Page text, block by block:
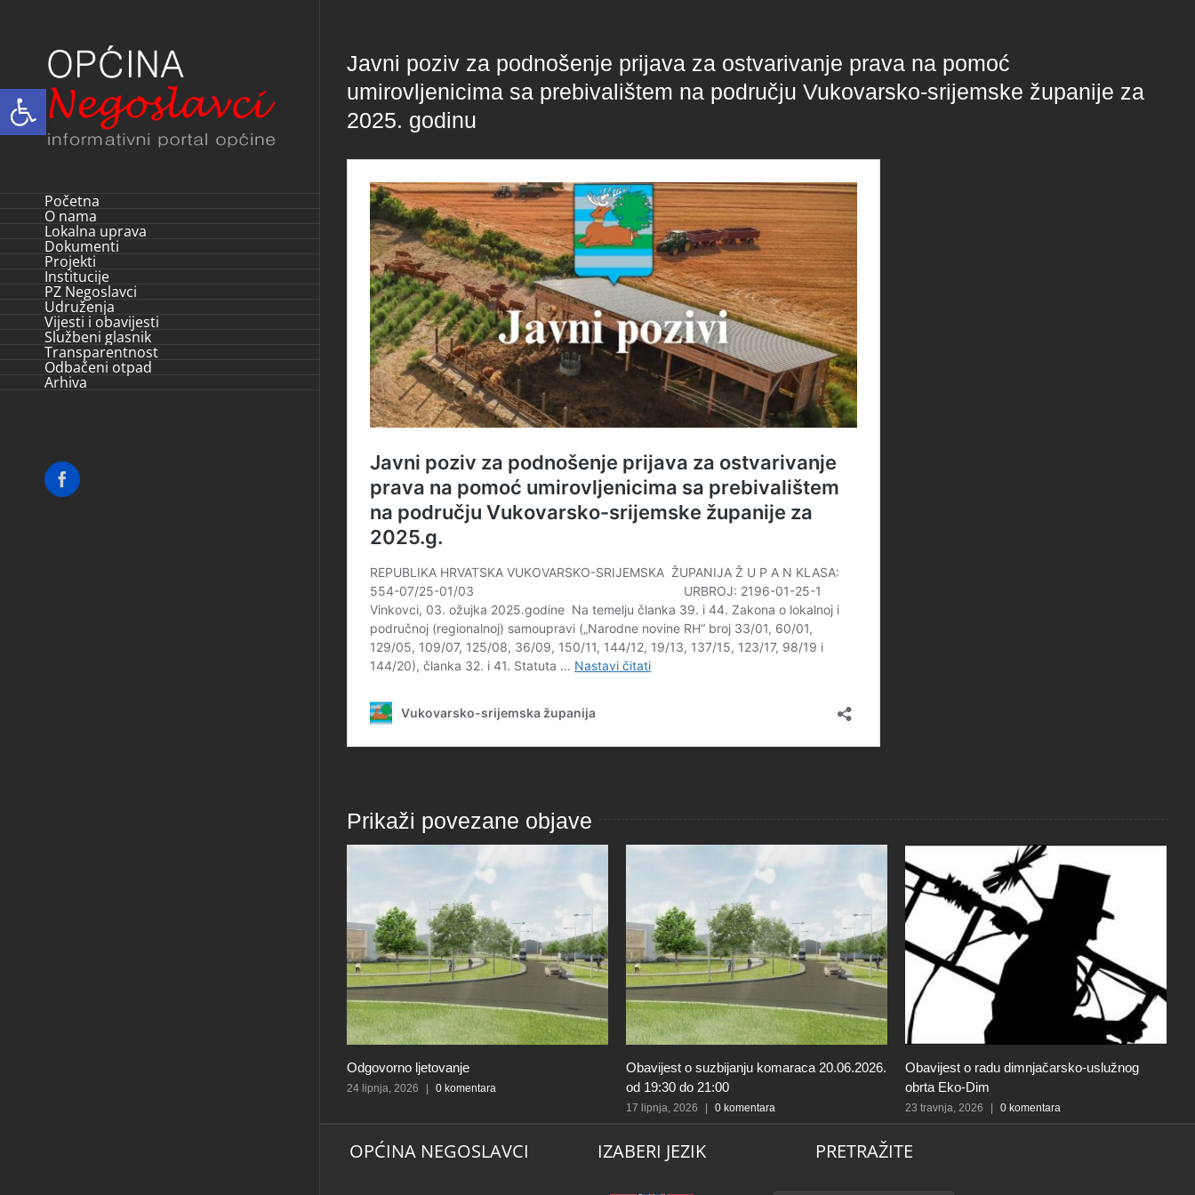
Open toolbar
Početna
O nama
Lokalna uprava
Dokumenti
Projekti
Institucije
PZ Negoslavci
Udruženja
Vijesti i obavijesti
Službeni glasnik
Transparentnost
Odbačeni otpad
Arhiva
Facebook
Javni poziv za podnošenje prijava za ostvarivanje prava na pomoć
umirovljenicima sa prebivalištem na području Vukovarsko-srijemske županije za
2025. godinu
Prikaži povezane objave
Odgovorno ljetovanje
24 lipnja, 2026 0 komentara
Obavijest o suzbijanju komaraca 20.06.2026.
od 19:30 do 21:00
17 lipnja, 2026 0 komentara
Obavijest o radu dimnjačarsko-uslužnog
obrta Eko-Dim
23 travnja, 2026 0 komentara
OPĆINA NEGOSLAVCI IZABERI JEZIK PRETRAŽITE